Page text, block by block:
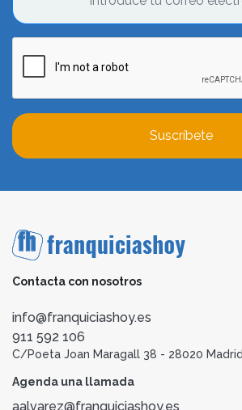
Suscríbete
Contacta con nosotros
info@franquiciashoy.es
911 592 106
C/Poeta Joan Maragall 38 - 28020 Madrid
Agenda una llamada
aalvarez@franquiciashoy.es